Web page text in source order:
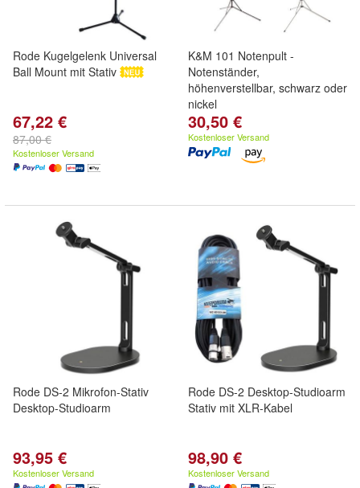
Rode Kugelgelenk Universal
Ball Mount mit Stativ
67,22 €
87,00 €
Kostenloser Versand
K&M 101 Notenpult -
Notenständer,
höhenverstellbar, schwarz oder
nickel
30,50 €
Kostenloser Versand
Rode DS-2 Mikrofon-Stativ
Desktop-Studioarm
93,95 €
Kostenloser Versand
Rode DS-2 Desktop-Studioarm
Stativ mit XLR-Kabel
98,90 €
Kostenloser Versand